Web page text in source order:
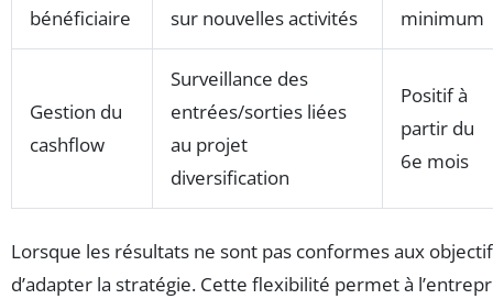
bénéficiaire
sur nouvelles activités
minimum
Gestion du
cashflow
Surveillance des
entrées/sorties liées
au projet
diversification
Positif à
partir du
6e mois
Lorsque les résultats ne sont pas conformes aux
d’adapter la stratégie. Cette flexibilité permet à